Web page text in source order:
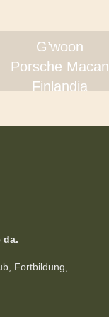
G’woon
Porsche Macan
Finlandia
da.
Fortbildung,...